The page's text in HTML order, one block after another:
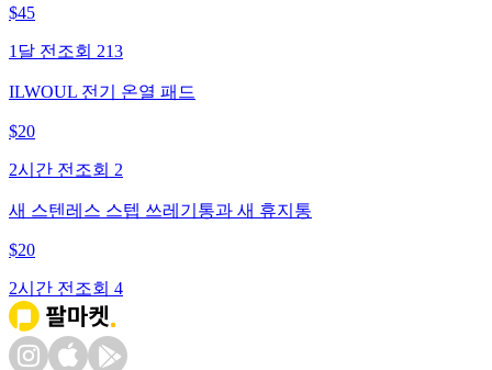
$45
1달 전 조회 213
ILWOUL 전기 온열 패드
$20
2시간 전 조회 2
새 스텐레스 스텝 쓰레기통과 새 휴지통
$20
2시간 전 조회 4